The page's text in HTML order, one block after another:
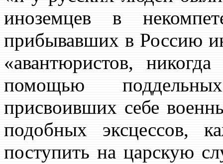
иноземцев в
прибывавших в Россию
«авантюристов,
помощью
присвоивших себе
подобных эксцессов,
поступить на царскую